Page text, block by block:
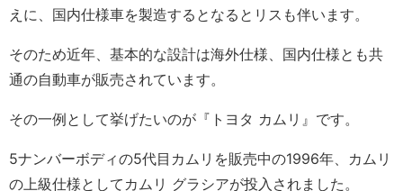
えに、国内仕様車を製造するとなるとリスも伴います。
そのため近年、基本的な設計は海外仕様、国内仕様とも共
通の自動車が販売されています。
その一例として挙げたいのが『トヨタ カムリ』です。
5ナンバーボディの5代目カムリを販売中の1996年、カムリ
の上級仕様としてカムリ グラシアが投入されました。